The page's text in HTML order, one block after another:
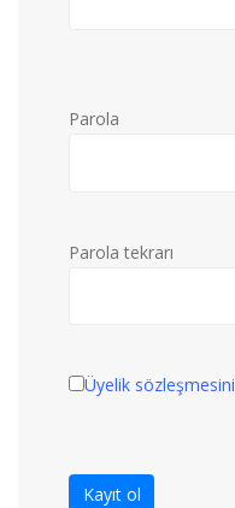
Parola
Parola tekrarı
Üyelik sözleşmesini
Kayıt ol